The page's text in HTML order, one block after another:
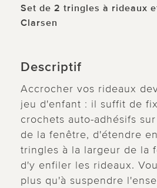
Set de 2 tringles à rideaux
Clarsen
Descriptif
Accrocher vos rideaux
jeu d'enfant : il suffit de
crochets auto-adhésifs
de la fenêtre, d'étendre
tringles à la largeur de la
d'y enfiler les rideaux.
plus qu'à suspendre